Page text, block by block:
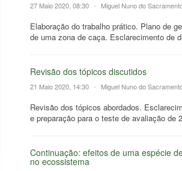
27 Maio 2020, 08:30 • Miguel Nuno do
Elaboração do trabalho prático. Plano de
de uma zona de caça. Esclarecimento de
Revisão dos tópicos discutidos
21 Maio 2020, 14:30 • Miguel Nuno do
Revisão dos tópicos abordados.
e preparação para o teste de avaliação de
Continuação: efeitos de uma espécie
no ecossistema